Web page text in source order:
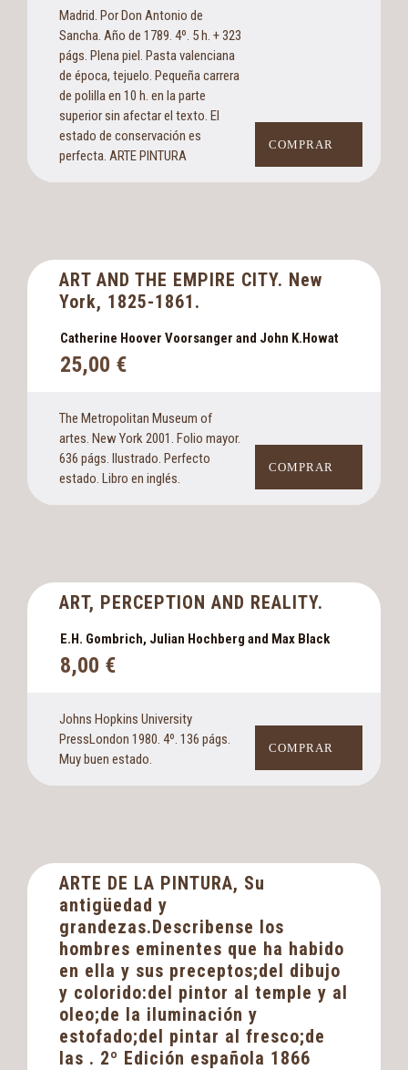
Madrid. Por Don Antonio de
Sancha. Año de 1789. 4º. 5 h. + 323
págs. Plena piel. Pasta valenciana
de época, tejuelo. Pequeña carrera
de polilla en 10 h. en la parte
superior sin afectar el texto. El
estado de conservación es
perfecta. ARTE PINTURA
COMPRAR
ART AND THE EMPIRE CITY. New
York, 1825-1861.
Catherine Hoover Voorsanger and John K.Howat
25,00 €
The Metropolitan Museum of
artes. New York 2001. Folio mayor.
636 págs. Ilustrado. Perfecto
estado. Libro en inglés.
COMPRAR
ART, PERCEPTION AND REALITY.
E.H. Gombrich, Julian Hochberg and Max Black
8,00 €
Johns Hopkins University
PressLondon 1980. 4º. 136 págs.
Muy buen estado.
COMPRAR
ARTE DE LA PINTURA, Su
antigüedad y
grandezas.Describense los
hombres eminentes que ha habido
en ella y sus preceptos;del dibujo
y colorido:del pintor al temple y al
oleo;de la iluminación y
estofado;del pintar al fresco;de
las . 2º Edición española 1866